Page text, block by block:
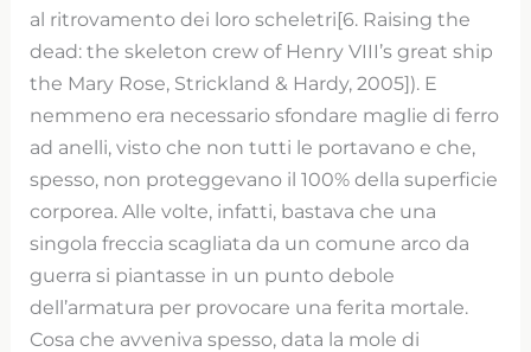
al ritrovamento dei loro scheletri[6. Raising the
dead: the skeleton crew of Henry VIII’s great ship
the Mary Rose, Strickland & Hardy, 2005]). E
nemmeno era necessario sfondare maglie di ferro
ad anelli, visto che non tutti le portavano e che,
spesso, non proteggevano il 100% della superficie
corporea. Alle volte, infatti, bastava che una
singola freccia scagliata da un comune arco da
guerra si piantasse in un punto debole
dell’armatura per provocare una ferita mortale.
Cosa che avveniva spesso, data la mole di